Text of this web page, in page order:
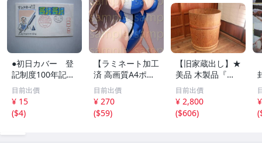
●初日カバー 登
記制度100年記念
●
目前出價
¥ 15
($4)
【ラミネート加工
済 高画質A4ポス
ター】1582 AI美
女 イラスト ポス
ター セクシー か
わいい 水着 下着
目前出價
¥ 270
($59)
【旧家蔵出し】★
美品 木製品『良
い木味 古い竹編
みタガの樽』直径
約62㎝ 高さ約75
㎝★(検:古民具/古
目前出價
¥ 2,800
($606)
(